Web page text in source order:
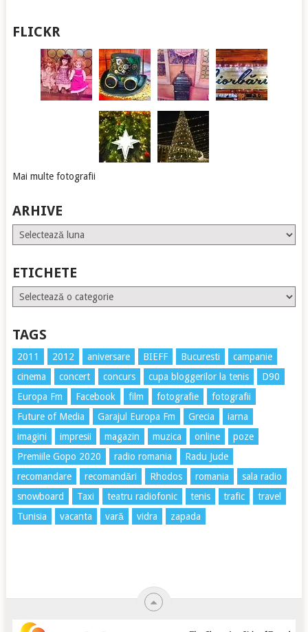
FLICKR
Mai multe fotografii
ARHIVE
Arhive
ETICHETE
Etichete
TAGS
2011 2012 aniversare BIEFF Bucuresti
campanie
cinema
concert concurs cupa bloggerilor la tenis
D90
Europa Fm
Facebook film fotografie
fotografii
Future of Media
Garajul Europa Fm Grecia
iarna
imagini
impresii magazin muzica online
poze
Premiile Gopo 2020
radio romania
Radu Jude
recomandare
recomandări Rhodos romania
sala radio
snowboard
Taxi teatru radiofonic tenis trafic
travel
Tunisia
vacanta vară vidra zapada